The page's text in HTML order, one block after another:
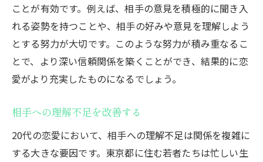
ことが有効です。例えば、相手の意見を積極的に聞き入
れる姿勢を持つことや、相手の好みや意見を理解しよう
とする努力が大切です。このような努力が積み重なるこ
とで、より深い信頼関係を築くことができ、結果的に恋
愛がより充実したものになるでしょう。
相手への理解不足を改善する
20代の恋愛において、相手への理解不足は関係を複雑に
する大きな要因です。東京都に住む若者たちは忙しい生